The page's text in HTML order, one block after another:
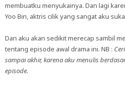
membuatku menyukainya. Dan lagi
Yoo Bin, aktris cilik yang sangat aku
Dan aku akan sedikit merecap sambil
tentang episode awal drama ini. NB :
sampai akhir, karena aku menulis
episode.